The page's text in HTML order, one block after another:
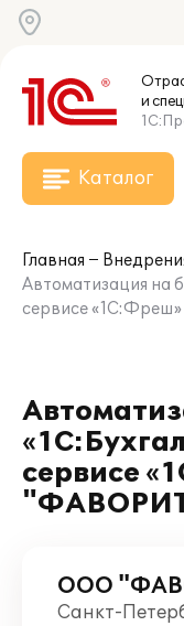
и
Каталог
Главная
Автоматизация на
сервисе
сервисе
ООО
Санкт-